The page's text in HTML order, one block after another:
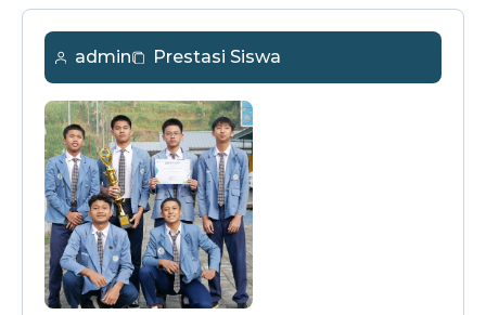
admin Prestasi Siswa